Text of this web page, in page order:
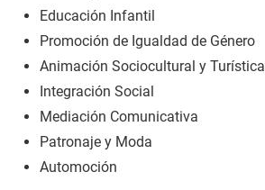
Educación Infantil
Promoción de Igualdad de Género
Animación Sociocultural y Turística
Integración Social
Mediación Comunicativa
Patronaje y Moda
Automoción